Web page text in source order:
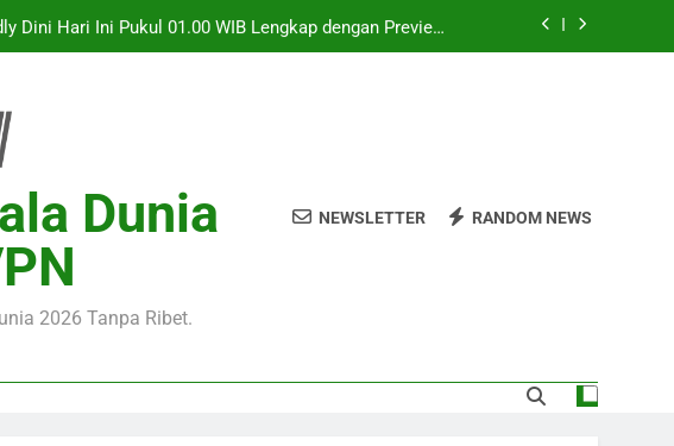
Hari Ini Pukul 01.00 WIB Lengkap dengan Preview
Malam Ini Pukul 20.00 WIB di Jalalive Menjadi Sajian
Ini Pukul 19.00 WIB Menghadirkan Berita Terbaru Duel
Dua Klub Terkenal Dari Inggris Dan Jerman
Hari Ini Pukul 01.00 WIB Lengkap dengan Preview
22.00 WIB Jadi Sorotan Besar Pecinta Sepak Bola
Dunia
2026 Tanpa Ribet.
NEWSLETTER RANDOM NEWS